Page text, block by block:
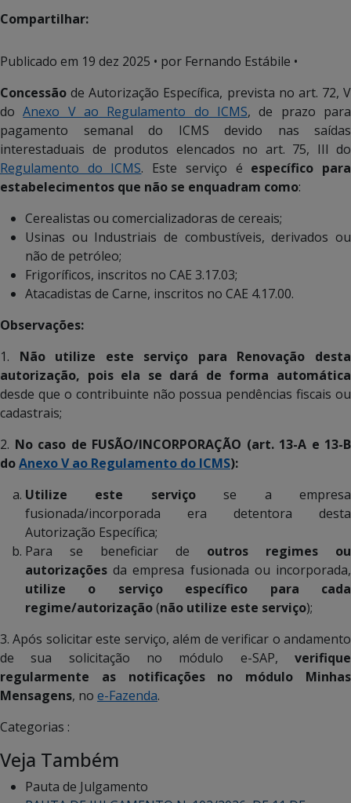
Compartilhar:
Publicado em 19 dez 2025 • por Fernando Estábile •
Concessãode Autorização Específica, prevista no art. 72, V
doAnexo V ao Regulamento do ICMS, de prazo para
pagamento semanal do ICMS devido nas saídas
interestaduais de produtos elencados no art. 75, III do
Regulamento do ICMS. Este serviço é específico para
estabelecimentos que não se enquadram como:
Cerealistas ou comercializadoras de cereais;
Usinas ou Industriais de combustíveis, derivados ou
não de petróleo;
Frigoríficos, inscritos no CAE 3.17.03;
Atacadistas de Carne, inscritos no CAE 4.17.00.
Observações:
1. Não utilize este serviço para Renovação desta
autorização, pois ela se dará de forma automática
desde que o contribuinte não possua pendências fiscais ou
cadastrais;
2. No caso de FUSÃO/INCORPORAÇÃO (art. 13-A e 13-B
doAnexo V ao Regulamento do ICMS):
Utilize este serviçose a empresa
fusionada/incorporada era detentora desta
Autorização Específica;
Para se beneficiar de outros regimes ou
autorizações da empresa fusionada ou incorporada,
utilize o serviço específico para cada
regime/autorização(não utilize este serviço);
3. Após solicitar este serviço, além de verificar o andamento
de sua solicitação no módulo e-SAP, verifique
regularmente as notificações no módulo
Minhas
Mensagens, no e-Fazenda.
Categorias :
Veja Também
Pauta de Julgamento